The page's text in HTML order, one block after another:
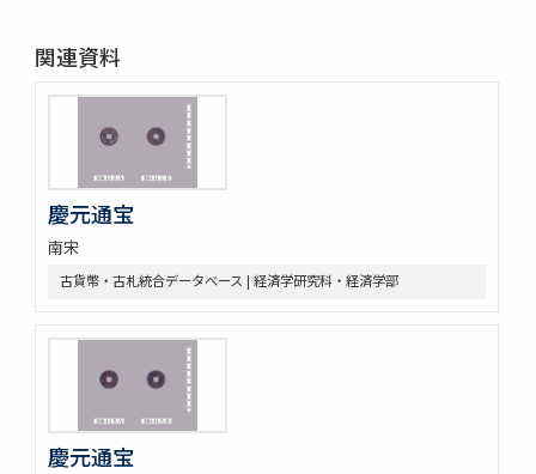
関連資料
慶元通宝
南宋
古貨幣・古札統合データベース | 経済学研究科・経済学部
慶元通宝